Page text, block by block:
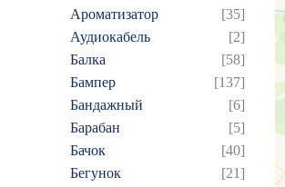
Ароматизатор
[35]
Аудиокабель
[2]
Балка
[58]
Бампер
[137]
Бандажный
[6]
Барабан
[5]
Бачок
[40]
Бегунок
[21]